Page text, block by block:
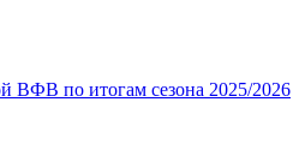
ВФВ по итогам сезона 2025/2026